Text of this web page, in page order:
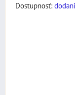
Dostupnosť: